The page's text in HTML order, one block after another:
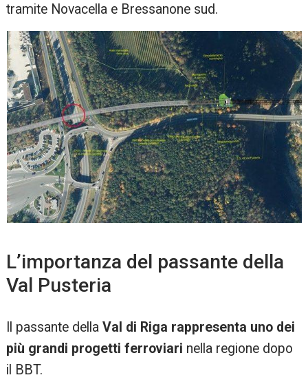
tramite Novacella e Bressanone sud.
L’importanza del passante della
Val Pusteria
Il passante dellaVal di Riga rappresenta uno dei
più grandi progetti ferroviari nella regione dopo
il BBT.